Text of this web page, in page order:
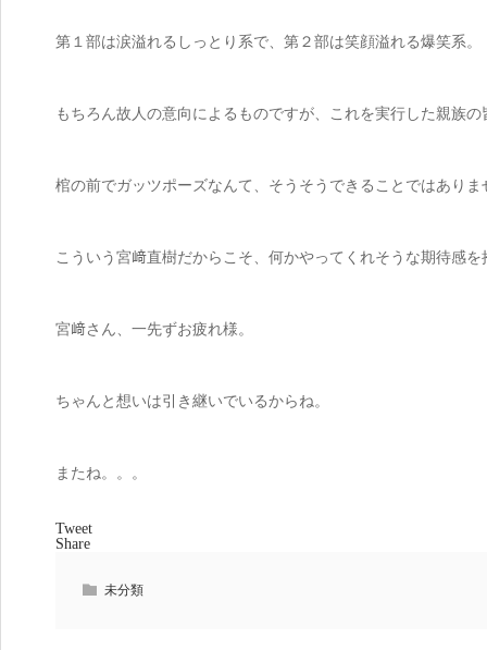
第１部は涙溢れるしっとり系で、第２部は笑顔溢れる爆笑系。
もちろん故人の意向によるものですが、これを実行した親族
棺の前でガッツポーズなんて、そうそうできることではありま
こういう宮﨑直樹だからこそ、何かやってくれそうな期待感
宮﨑さん、一先ずお疲れ様。
ちゃんと想いは引き継いでいるからね。
またね。。。
Tweet
Share
未分類